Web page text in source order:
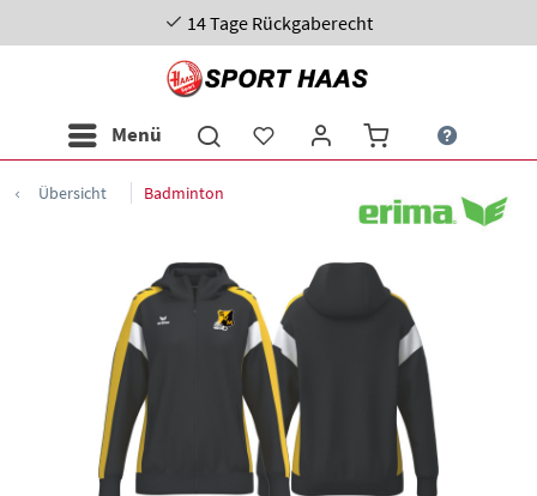
14 Tage Rückgaberecht
Menü
Übersicht Badminton